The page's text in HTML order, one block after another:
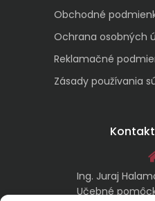
Obchodné
Ochrana osobných
Reklamačné
Zásady používania
Ing. Juraj
Učebné